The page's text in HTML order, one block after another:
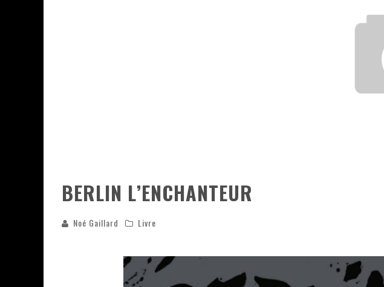
« LOVE IS A BOXING RING (TOMES 1 & 2) » – UN PASSÉ TROUBLE !
BERLIN L’ENCHANTEUR
Noé Gaillard Livre